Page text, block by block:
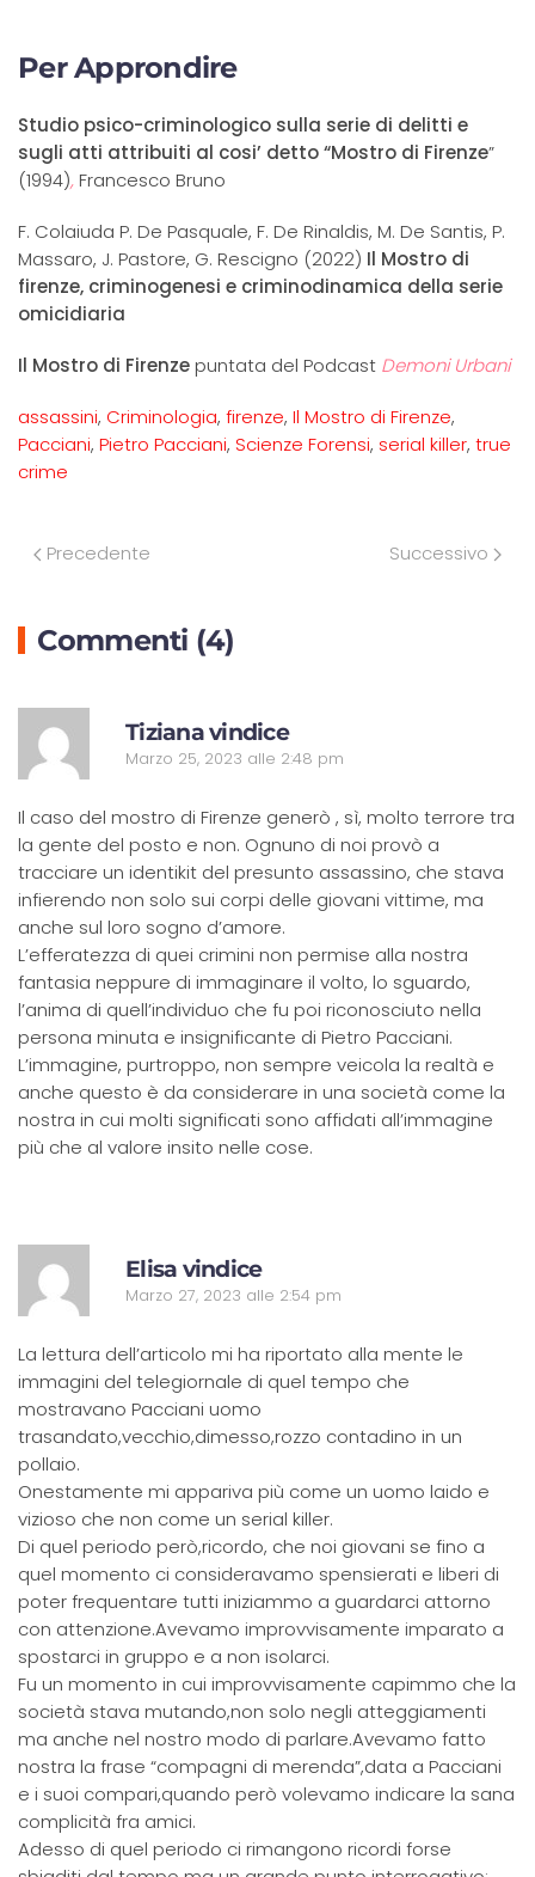
Per Approndire
Studio psico-criminologico sulla serie di delitti e
sugli atti attribuiti al cosi’ detto “Mostro di Firenze”
(1994),Francesco Bruno
F. Colaiuda P. De Pasquale, F. De Rinaldis, M. De Santis, P.
Massaro, J. Pastore, G. Rescigno (2022) Il Mostro di
firenze, criminogenesi e criminodinamica della serie
omicidiaria
Il Mostro di Firenzepuntata del Podcast Demoni Urbani
assassini, Criminologia, firenze, Il Mostro di Firenze,
Pacciani, Pietro Pacciani, Scienze Forensi, serial killer, true
crime
Precedente Successivo
Commenti (4)
Tiziana vindice
Marzo 25, 2023 alle 2:48 pm
Il caso del mostro di Firenze generò , sì, molto terrore tra
la gente del posto e non. Ognuno di noi provò a
tracciare un identikit del presunto assassino, che stava
infierendo non solo sui corpi delle giovani vittime, ma
anche sul loro sogno d’amore.
L’efferatezza di quei crimini non permise alla nostra
fantasia neppure di immaginare il volto, lo sguardo,
l’anima di quell’individuo che fu poi riconosciuto nella
persona minuta e insignificante di Pietro Pacciani.
L’immagine, purtroppo, non sempre veicola la realtà e
anche questo è da considerare in una società come la
nostra in cui molti significati sono affidati all’immagine
più che al valore insito nelle cose.
Elisa vindice
Marzo 27, 2023 alle 2:54 pm
La lettura dell’articolo mi ha riportato alla mente le
immagini del telegiornale di quel tempo che
mostravano Pacciani uomo
trasandato,vecchio,dimesso,rozzo contadino in un
pollaio.
Onestamente mi appariva più come un uomo laido e
vizioso che non come un serial killer.
Di quel periodo però,ricordo, che noi giovani se fino a
quel momento ci consideravamo spensierati e liberi di
poter frequentare tutti iniziammo a guardarci attorno
con attenzione.Avevamo improvvisamente imparato a
spostarci in gruppo e a non isolarci.
Fu un momento in cui improvvisamente capimmo che la
società stava mutando,non solo negli atteggiamenti
ma anche nel nostro modo di parlare.Avevamo fatto
nostra la frase “compagni di merenda”,data a Pacciani
e i suoi compari,quando però volevamo indicare la sana
complicità fra amici.
Adesso di quel periodo ci rimangono ricordi forse